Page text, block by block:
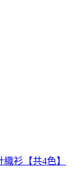
衫【共4色】